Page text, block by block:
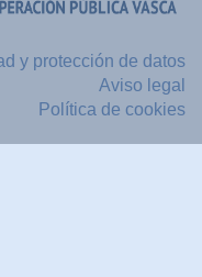
y protección de datos
Aviso legal
Política de cookies